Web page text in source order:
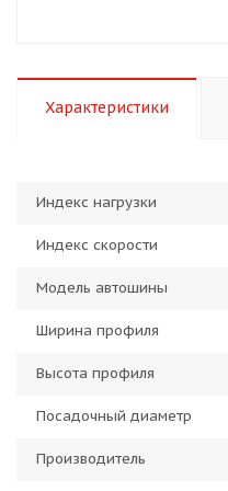
Характеристики
Индекс нагрузки
Индекс скорости
Модель автошины
Ширина профиля
Высота профиля
Посадочный диаметр
Производитель